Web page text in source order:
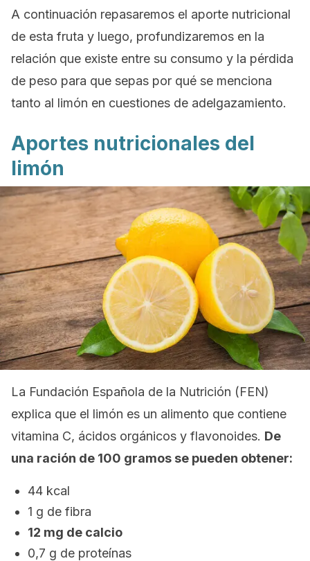
A continuación repasaremos el aporte nutricional
de esta fruta y luego, profundizaremos en la
relación que existe entre su consumo y la pérdida
de peso para que sepas por qué se menciona
tanto al limón en cuestiones de adelgazamiento.
Aportes nutricionales del
limón
La Fundación Española de la Nutrición (FEN)
explica que el limón es un alimento que contiene
vitamina C, ácidos orgánicos y flavonoides. De
una ración de 100 gramos se pueden obtener:
44 kcal
1 g de fibra
12 mg de calcio
0,7 g de proteínas